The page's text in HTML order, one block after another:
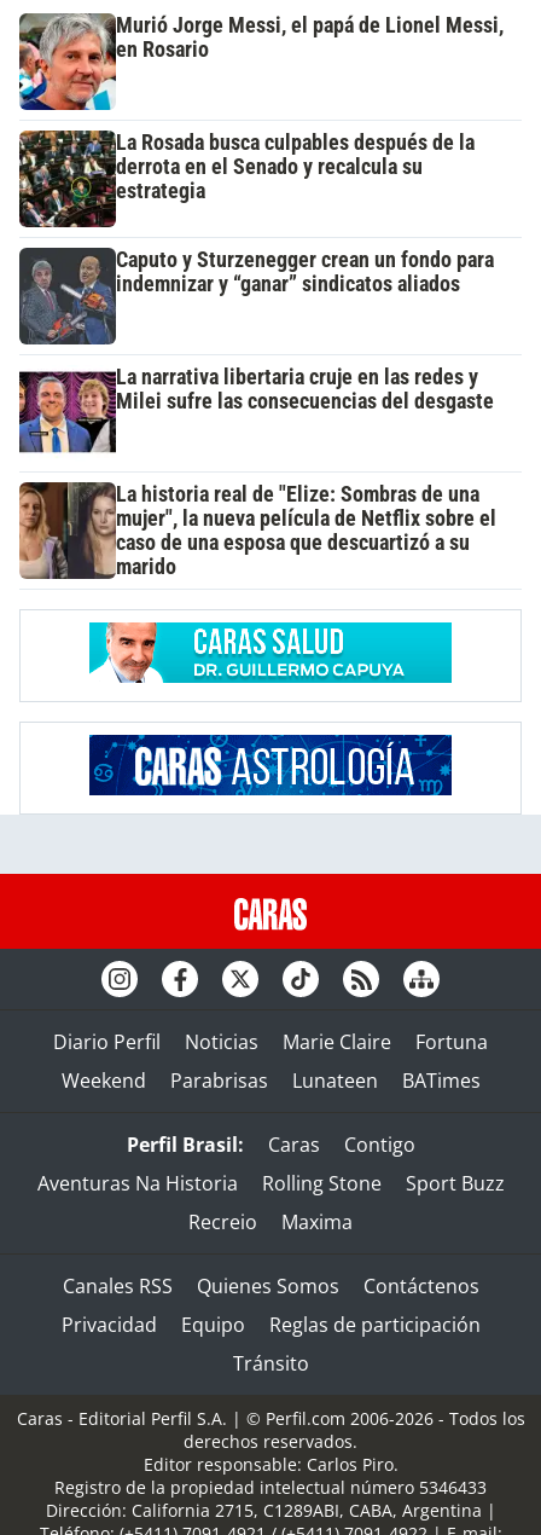
Murió Jorge Messi, el papá de Lionel Messi,
en Rosario
La Rosada busca culpables después de la
derrota en el Senado y recalcula su
estrategia
Caputo y Sturzenegger crean un fondo para
indemnizar y “ganar” sindicatos aliados
La narrativa libertaria cruje en las redes y
Milei sufre las consecuencias del desgaste
La historia real de "Elize: Sombras de una
mujer", la nueva película de Netflix sobre el
caso de una esposa que descuartizó a su
marido
Diario Perfil Noticias Marie Claire
Fortuna
Weekend
Parabrisas Lunateen BATimes
Perfil Brasil: Caras
Contigo
Aventuras Na Historia
Rolling Stone
Sport Buzz
Recreio
Maxima
Canales RSS Quienes Somos
Contáctenos
Privacidad
Equipo
Reglas de participación
Tránsito
Caras - Editorial Perfil S.A. | © Perfil.com 2006-2026 - Todos los
derechos reservados.
Editor responsable: Carlos Piro.
Registro de la propiedad intelectual número 5346433
Dirección: California 2715, C1289ABI, CABA, Argentina |